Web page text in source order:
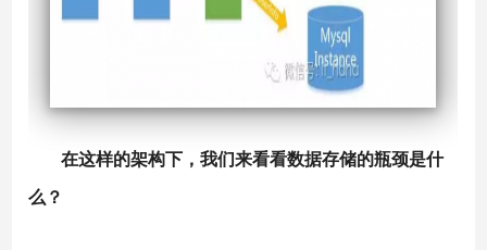
在这样的架构下，我们来看看数据存储的瓶颈是什
么？